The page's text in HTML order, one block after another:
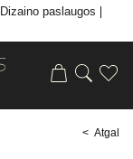
Dizaino paslaugos
< Atgal